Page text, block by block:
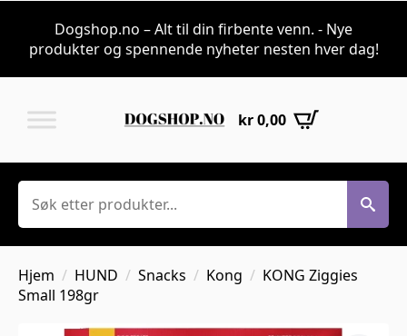
Dogshop.no – Alt til din firbente venn. - Nye
produkter og spennende nyheter nesten hver dag!
kr0,00
Søk
Hjem HUND Snacks Kong
KONG Ziggies
Small 198gr